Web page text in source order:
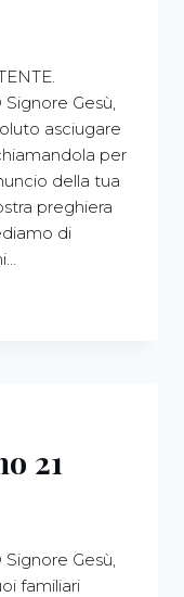
Gesù,
asciugare
per
della tua
preghiera
di
21
Gesù,
familiari